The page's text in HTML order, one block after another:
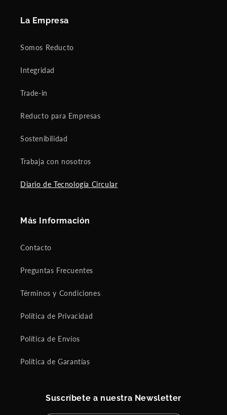
La Empresa
Somos Reducto
Integridad
Trade-in
Reducto para Empresas
Sostenibilidad
Trabaja con nosotros
Diario de Tecnología Circular
Más Información
Contacto
Preguntas Frecuentes
Términos y Condiciones
Política de Privacidad
Política de Envíos
Política de Garantías
Suscríbete a nuestra Newsletter